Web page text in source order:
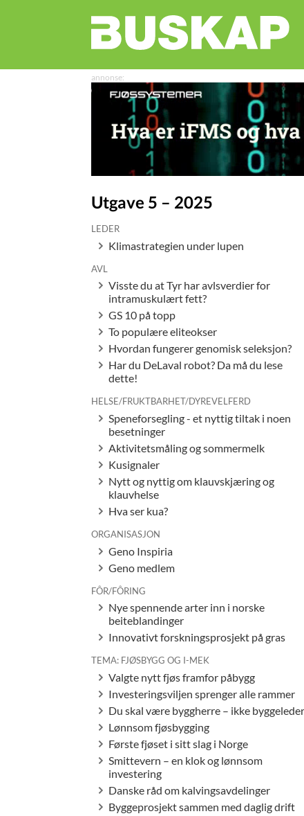
Utgave 5 – 2025
LEDER
Klimastrategien under lupen
AVL
Visste du at Tyr har avlsverdier for
intramuskulært fett?
GS 10 på topp
To populære eliteokser
Hvordan fungerer genomisk seleksjon?
Har du DeLaval robot? Da må du lese
dette!
HELSE/FRUKTBARHET/DYREVELFERD
Speneforsegling - et nyttig tiltak i noen
besetninger
Aktivitetsmåling og sommermelk
Kusignaler
Nytt og nyttig om klauvskjæring og
klauvhelse
Hva ser kua?
ORGANISASJON
Geno Inspiria
Geno medlem
FÔR/FÔRING
Nye spennende arter inn i norske
beiteblandinger
Innovativt forskningsprosjekt på gras
TEMA: FJØSBYGG OG I-MEK
Valgte nytt fjøs framfor påbygg
Investeringsviljen sprenger alle rammer
Du skal være byggherre – ikke byggeleder
Lønnsom fjøsbygging
Første fjøset i sitt slag i Norge
Smittevern – en klok og lønnsom
investering
Danske råd om kalvingsavdelinger
Byggeprosjekt sammen med daglig drift